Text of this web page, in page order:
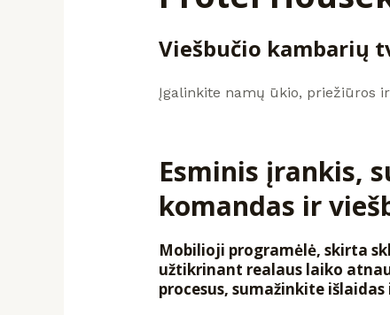
Viešbučio kambarių
Įgalinkite namų ūkio, priežiūros
Esminis įrankis,
komandas ir
Mobilioji programėlė, skirta
užtikrinant realaus laiko
procesus, sumažinkite